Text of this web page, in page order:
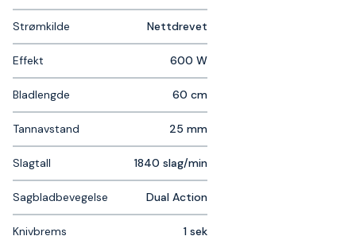
Strømkilde Nettdrevet
Effekt 600 W
Bladlengde 60 cm
Tannavstand 25 mm
Slagtall 1840 slag/min
Sagbladbevegelse Dual Action
Knivbrems 1 sek